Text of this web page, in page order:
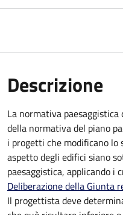
Descrizione
La normativa paesaggistica
della normativa del piano
i progetti che modificano lo
aspetto degli edifici siano
paesaggistica, applicando
Deliberazione della
Il progettista deve